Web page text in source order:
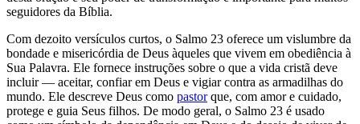
seguidores da Bíblia.
Com dezoito versículos curtos, o Salmo 23 oferece um vislumbre da
bondade e misericórdia de Deus àqueles que vivem em obediência à
Sua Palavra. Ele fornece instruções sobre o que a vida cristã deve
incluir — aceitar, confiar em Deus e vigiar contra as armadilhas do
mundo. Ele descreve Deus como pastorque, com amor e cuidado,
protege e guia Seus filhos. De modo geral, o Salmo 23 é usado